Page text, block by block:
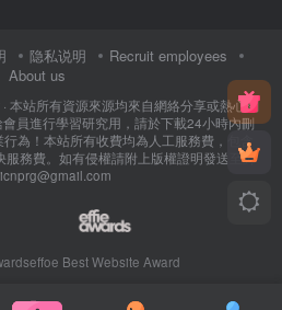
隐私说明
Recruit employees
About us
· 本站所有資源來源均來自網絡分享或熱心網
員進行學習研究用，請於下載24小時內刪
為！本站所有收費均為人工服務費，包含
務費。如有侵權請附上版權證明發送至郵
effoe Best Website Award